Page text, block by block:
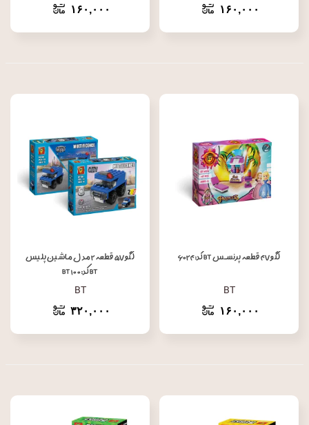
۱۶۰,۰۰۰ ۱۶۰,۰۰۰
لگو ۴۷ قطعه پرنسس BT کد: ۶۰۲۴
BT
۱۶۰,۰۰۰
لگو ۵۷ قطعه ۲ مدل ماشین پلیس
BT کد: BT ۱۰۰
BT
۳۲۰,۰۰۰